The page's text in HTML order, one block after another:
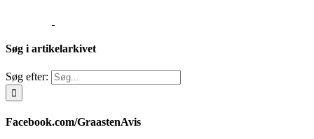
Søg i artikelarkivet
Søg efter:
Facebook.com/GraastenAvis